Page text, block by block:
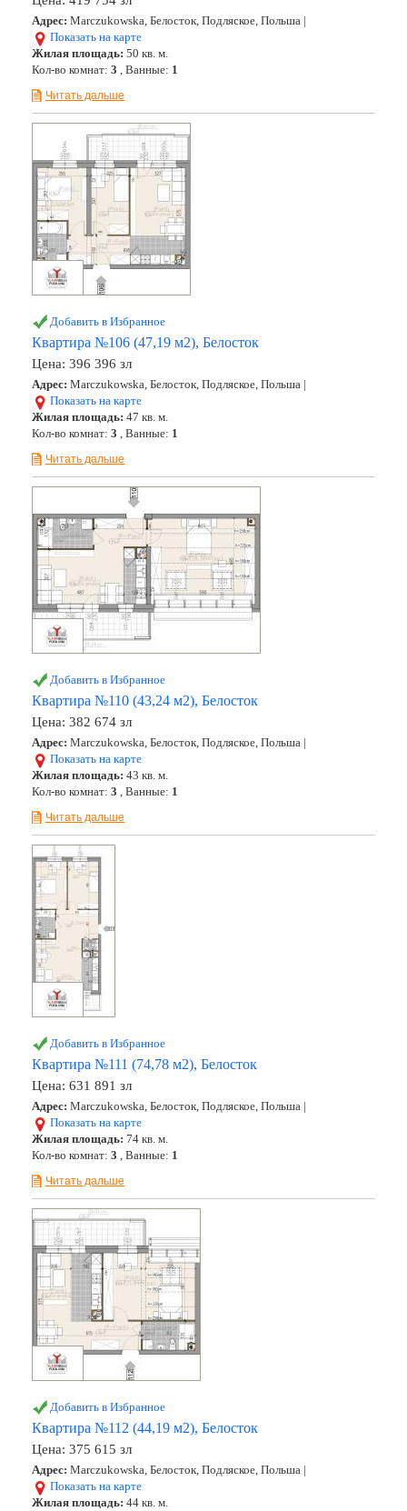
Адрес: Marczukowska, Белосток, Подляское, Польша |
Показать на карте
Жилая площадь: 50 кв. м.
Кол-во комнат: 3 , Ванные: 1
Читать дальше
Добавить в Избранное
Квартира №106 (47,19 м2), Белосток
Цена: 396 396 зл
Адрес: Marczukowska, Белосток, Подляское, Польша |
Показать на карте
Жилая площадь: 47 кв. м.
Кол-во комнат: 3 , Ванные: 1
Читать дальше
Добавить в Избранное
Квартира №110 (43,24 м2), Белосток
Цена: 382 674 зл
Адрес: Marczukowska, Белосток, Подляское, Польша |
Показать на карте
Жилая площадь: 43 кв. м.
Кол-во комнат: 3 , Ванные: 1
Читать дальше
Добавить в Избранное
Квартира №111 (74,78 м2), Белосток
Цена: 631 891 зл
Адрес: Marczukowska, Белосток, Подляское, Польша |
Показать на карте
Жилая площадь: 74 кв. м.
Кол-во комнат: 3 , Ванные: 1
Читать дальше
Добавить в Избранное
Квартира №112 (44,19 м2), Белосток
Цена: 375 615 зл
Адрес: Marczukowska, Белосток, Подляское, Польша |
Показать на карте
Жилая площадь: 44 кв. м.